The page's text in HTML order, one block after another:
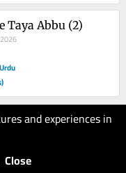
and experiences in
Close
Taya Abbu (2)